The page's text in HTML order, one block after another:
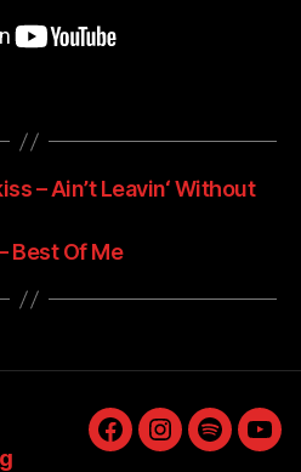
– Ain’t Leavin‘ Without
Best Of Me
FacebookInstagram
Spotify